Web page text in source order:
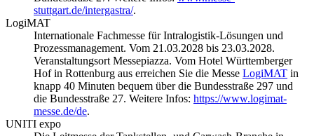
stuttgart.de/intergastra/.
LogiMAT
Internationale Fachmesse für Intralogistik-Lösungen und
Prozessmanagement. Vom 21.03.2028 bis 23.03.2028.
Veranstaltungsort Messepiazza. Vom Hotel Württemberger
Hof in Rottenburg aus erreichen Sie die Messe LogiMAT in
knapp 40 Minuten bequem über die Bundesstraße 297 und
die Bundesstraße 27. Weitere Infos: https://www.logimat-
messe.de/de.
UNITI expo